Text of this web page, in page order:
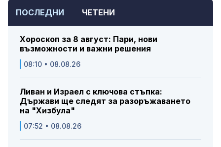
ПОСЛЕДНИ ЧЕТЕНИ
Хороскоп за 8 август: Пари, нови
възможности и важни решения
08:10 • 08.08.26
Ливан и Израел с ключова стъпка:
Държави ще следят за разоръжаването
на "Хизбула"
07:52 • 08.08.26